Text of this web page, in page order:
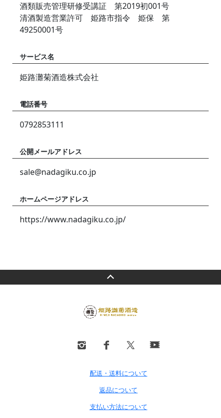
酒類販売管理研修受講証 第2019初001号
清酒製造営業許可 姫路市指令 姫保 第
49250001号
サービス名
姫路灘菊酒造株式会社
電話番号
0792853111
公開メールアドレス
sale@nadagiku.co.jp
ホームページアドレス
https://www.nadagiku.co.jp/
配送・送料について
返品について
支払い方法について